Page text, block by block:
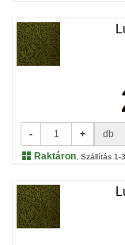
- + db
Raktáron , Szállítás